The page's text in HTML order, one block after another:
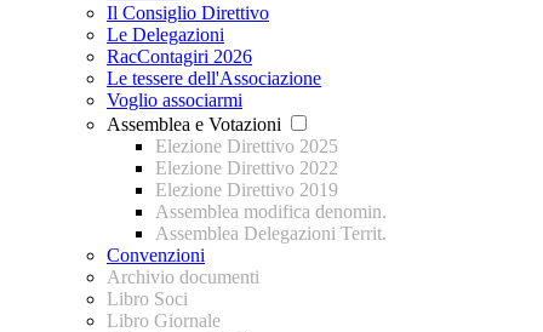
Il Consiglio Direttivo
Le Delegazioni
RacContagiri 2026
Le tessere dell'Associazione
Voglio associarmi
Assemblea e Votazioni
Elezione Direttivo 2025
Elezione Direttivo 2022
Elezione Direttivo 2019
Assemblea modifica denomin.
Assemblea Delegazioni Territ.
Convenzioni
Archivio documenti
Libro Soci
Libro Giornale